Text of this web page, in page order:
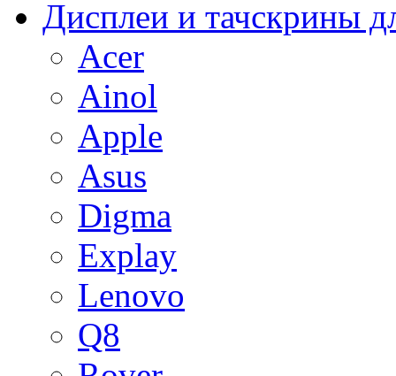
Дисплеи и тачскрины
Acer
Ainol
Apple
Asus
Digma
Explay
Lenovo
Q8